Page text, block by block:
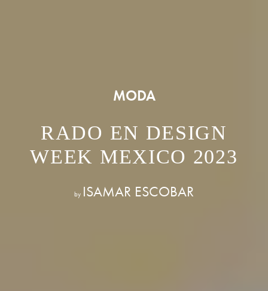
MODA
RADO EN DESIGN
WEEK MEXICO 2023
by ISAMAR ESCOBAR